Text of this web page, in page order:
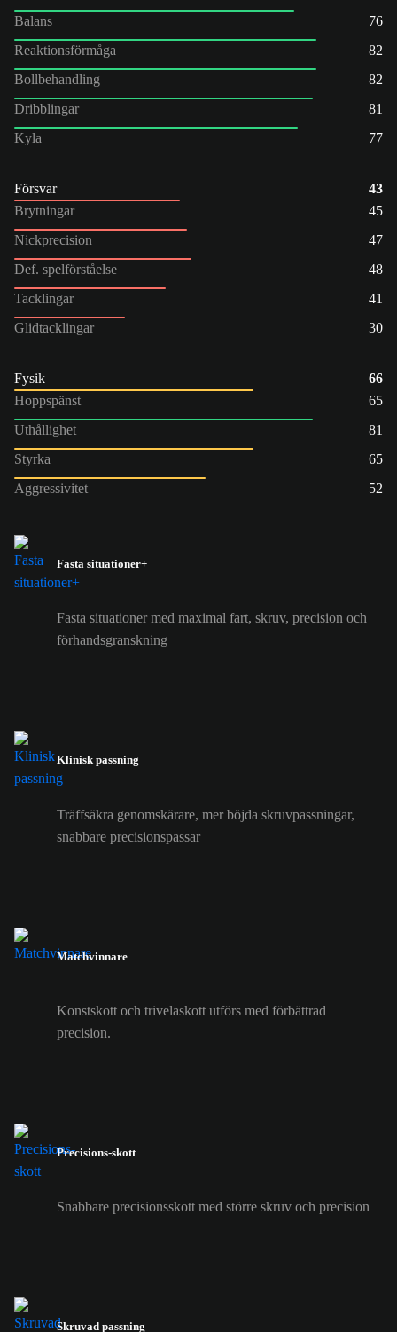
Balans
76
Reaktionsförmåga
82
Bollbehandling
82
Dribblingar
81
Kyla
77
Försvar
43
Brytningar
45
Nickprecision
47
Def. spelförståelse
48
Tacklingar
41
Glidtacklingar
30
Fysik
66
Hoppspänst
65
Uthållighet
81
Styrka
65
Aggressivitet
52
Fasta situationer+
Fasta situationer med maximal fart, skruv, precision och
förhandsgranskning
Klinisk passning
Träffsäkra genomskärare, mer böjda skruvpassningar,
snabbare precisionspassar
Matchvinnare
Konstskott och trivelaskott utförs med förbättrad
precision.
Precisions-skott
Snabbare precisionsskott med större skruv och precision
Skruvad passning